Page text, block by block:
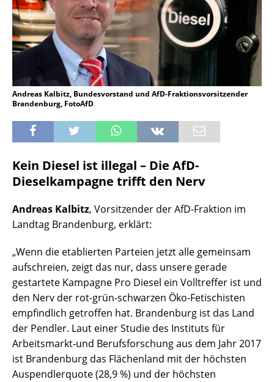
Andreas Kalbitz, Bundesvorstand und AfD-Fraktionsvorsitzender
Brandenburg, FotoAfD
Kein Diesel ist illegal – Die AfD-
Dieselkampagne trifft den Nerv
Andreas Kalbitz, Vorsitzender der AfD-Fraktion im
Landtag Brandenburg, erklärt:
„Wenn die etablierten Parteien jetzt alle gemeinsam
aufschreien, zeigt das nur, dass unsere gerade
gestartete Kampagne Pro Diesel ein Volltreffer ist und
den Nerv der rot-grün-schwarzen Öko-Fetischisten
empfindlich getroffen hat. Brandenburg ist das Land
der Pendler. Laut einer Studie des Instituts für
Arbeitsmarkt-und Berufsforschung aus dem Jahr 2017
ist Brandenburg das Flächenland mit der höchsten
Auspendlerquote (28,9 %) und der höchsten